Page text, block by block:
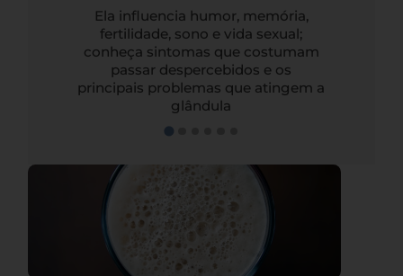
Ela influencia humor, memória,
fertilidade, sono e vida sexual;
conheça sintomas que costumam
passar despercebidos e os
principais problemas que atingem a
glândula